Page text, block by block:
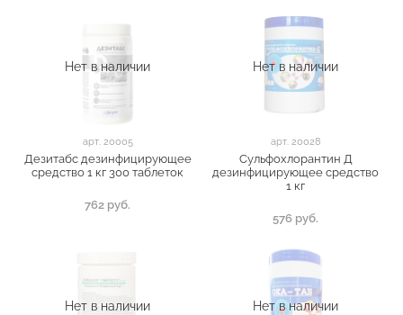
Нет в наличии
арт. 20005
Дезитабс дезинфицирующее
средство 1 кг 300 таблеток
762 руб.
Нет в наличии
арт. 20028
Сульфохлорантин Д
дезинфицирующее средство
1 кг
576 руб.
Нет в наличии Нет в наличии